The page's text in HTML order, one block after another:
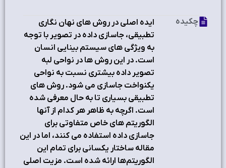
ایده اصلی در روش های نهان نگاری
تطبیقی، جاسازی داده در تصویر با توجه
به ويژگي هاي سيستم بينايي انسان
است. در این روش ها در نواحي لبه
تصوير داده بیشتری نسبت به نواحی
یکنواخت جاسازی می شود. روش هاي
تطبيقي بسياري تا به حال معرفي شده
است. اگرچه به ظاهر هر کدام از آنها
الگوريتم هاي خاص متفاوتي براي
جاسازي داده استفاده مي کنند، اما در این
مقاله ساختار يکساني براي تمام این
الگوریتم‌ها ارائه شده است. مزيت اصلي
چکیده